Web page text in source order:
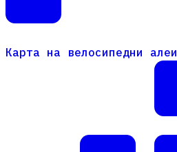
Карта на велосипедни алеи
Карта на велосипедни алеи